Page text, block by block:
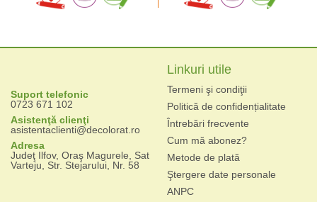
Suport telefonic
0723 671 102
Asistenţă clienţi
asistentaclienti@decolorat.ro
Adresa
Judeţ Ilfov, Oraş Magurele, Sat
Varteju, Str. Stejarului, Nr. 58
Linkuri utile
Termeni şi condiţii
Politică de confidențialitate
Întrebări frecvente
Cum mă abonez?
Metode de plată
Ştergere date personale
ANPC